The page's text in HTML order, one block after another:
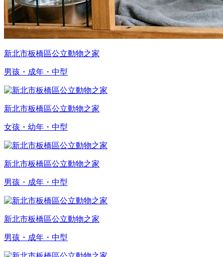
新北市板橋區公立動物之家
男孩・成年・中型
新北市板橋區公立動物之家
女孩・幼年・中型
新北市板橋區公立動物之家
男孩・成年・中型
新北市板橋區公立動物之家
男孩・成年・中型